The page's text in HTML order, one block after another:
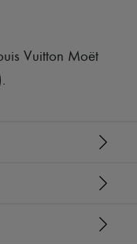
Vuitton Moët
.